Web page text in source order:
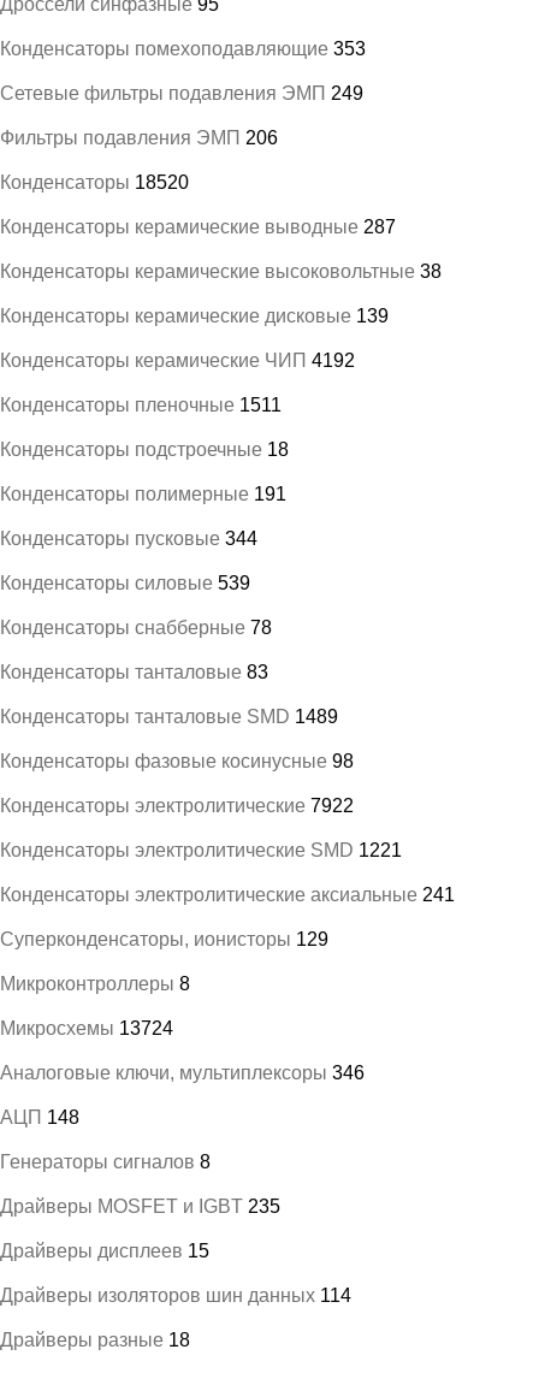
Дроссели синфазные 95
Конденсаторы помехоподавляющие 353
Сетевые фильтры подавления ЭМП 249
Фильтры подавления ЭМП 206
Конденсаторы 18520
Конденсаторы керамические выводные 287
Конденсаторы керамические высоковольтные 38
Конденсаторы керамические дисковые 139
Конденсаторы керамические ЧИП 4192
Конденсаторы пленочные 1511
Конденсаторы подстроечные 18
Конденсаторы полимерные 191
Конденсаторы пусковые 344
Конденсаторы силовые 539
Конденсаторы снабберные 78
Конденсаторы танталовые 83
Конденсаторы танталовые SMD 1489
Конденсаторы фазовые косинусные 98
Конденсаторы электролитические 7922
Конденсаторы электролитические SMD 1221
Конденсаторы электролитические аксиальные 241
Суперконденсаторы, ионисторы 129
Микроконтроллеры 8
Микросхемы 13724
Аналоговые ключи, мультиплексоры 346
АЦП 148
Генераторы сигналов 8
Драйверы MOSFET и IGBT 235
Драйверы дисплеев 15
Драйверы изоляторов шин данных 114
Драйверы разные 18